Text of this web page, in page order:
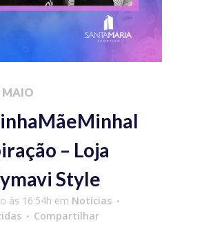
MAIO
– Loja
Style
às 16:54h em Notícias
Compartilhar